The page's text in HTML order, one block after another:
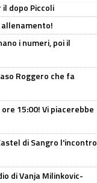
dopo Piccoli
allenamento!
i numeri, poi il
Roggero che fa
15:00! Vi piacerebbe
di Sangro l'incontro
di Vanja Milinkovic-